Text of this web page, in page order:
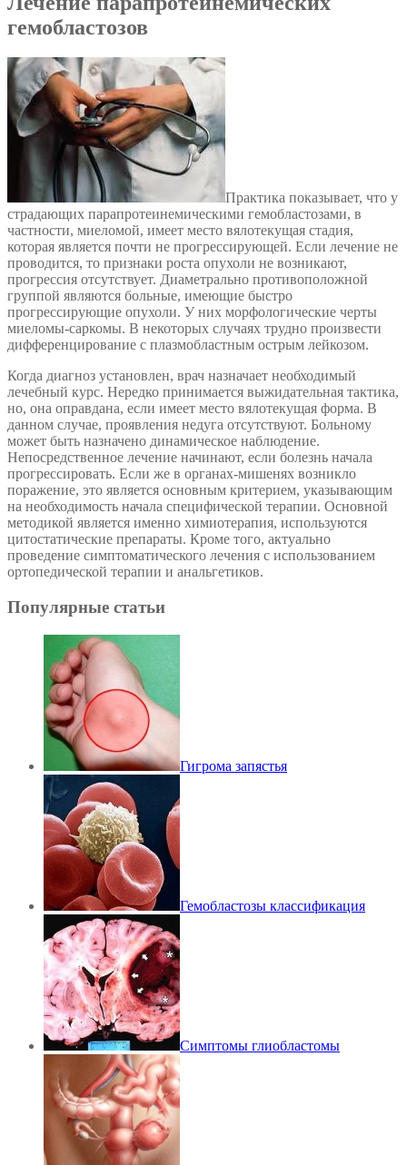
гемобластозов
Практика показывает, что у
страдающих парапротеинемическими гемобластозами, в
частности, миеломой, имеет место вялотекущая стадия,
которая является почти не прогрессирующей. Если лечение не
проводится, то признаки роста опухоли не возникают,
прогрессия отсутствует. Диаметрально противоположной
группой являются больные, имеющие быстро
прогрессирующие опухоли. У них морфологические черты
миеломы-саркомы. В некоторых случаях трудно произвести
дифференцирование с плазмобластным острым лейкозом.
Когда диагноз установлен, врач назначает необходимый
лечебный курс. Нередко принимается выжидательная тактика,
но, она оправдана, если имеет место вялотекущая форма. В
данном случае, проявления недуга отсутствуют. Больному
может быть назначено динамическое наблюдение.
Непосредственное лечение начинают, если болезнь начала
прогрессировать. Если же в органах-мишенях возникло
поражение, это является основным критерием, указывающим
на необходимость начала специфической терапии. Основной
методикой является именно химиотерапия, используются
цитостатические препараты. Кроме того, актуально
проведение симптоматического лечения с использованием
ортопедической терапии и анальгетиков.
Популярные статьи
Гигрома запястья
Гемобластозы классификация
Симптомы глиобластомы